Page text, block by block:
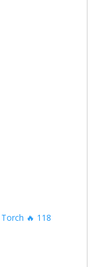
🔥 118